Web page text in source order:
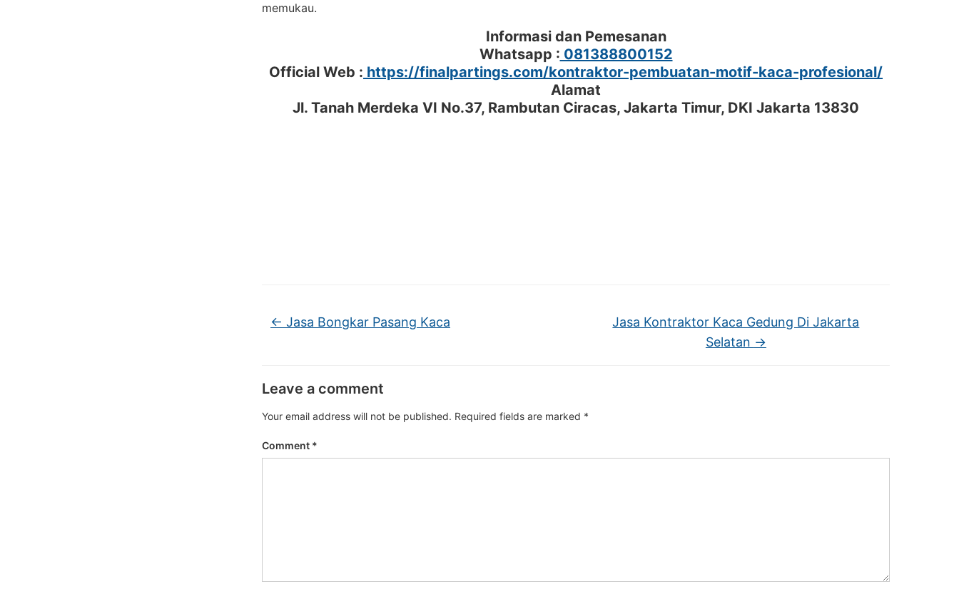
memukau.
Informasi dan Pemesanan
Whatsapp : 081388800152
Official Web : https://finalpartings.com/kontraktor-pembuatan-motif-kaca-profesional/
Alamat
Jl. Tanah Merdeka VI No.37, Rambutan Ciracas, Jakarta Timur, DKI Jakarta 13830
← Jasa Bongkar Pasang Kaca
Jasa Kontraktor Kaca Gedung Di Jakarta
Selatan →
Leave a comment
Your email address will not be published. Required fields are marked *
Comment *